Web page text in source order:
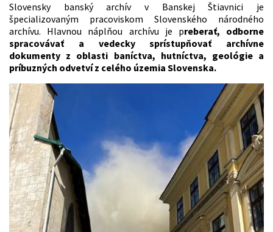
Slovensky banský archív v Banskej Štiavnici je
špecializovaným pracoviskom Slovenského národného
archívu. Hlavnou náplňou archívu je preberať, odborne
spracovávať a vedecky sprístupňovať archívne
dokumenty z oblasti baníctva, hutníctva, geológie a
príbuzných odvetví z celého územia Slovenska.